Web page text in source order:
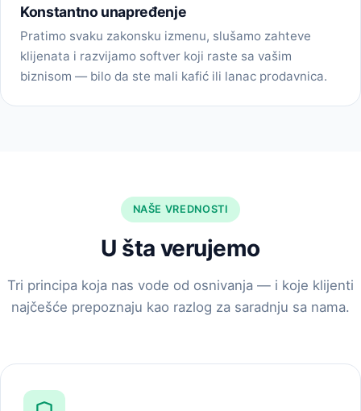
Konstantno unapređenje
Pratimo svaku zakonsku izmenu, slušamo zahteve
klijenata i razvijamo softver koji raste sa vašim
biznisom — bilo da ste mali kafić ili lanac prodavnica.
NAŠE VREDNOSTI
U šta verujemo
Tri principa koja nas vode od osnivanja — i koje klijenti
najčešće prepoznaju kao razlog za saradnju sa nama.